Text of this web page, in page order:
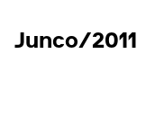
Junco/2011